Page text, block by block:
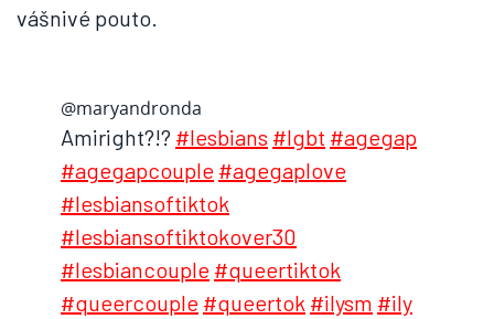
vášnivé pouto.
@maryandronda
Amiright?!? #lesbians #lgbt #agegap
#agegapcouple #agegaplove
#lesbiansoftiktok
#lesbiansoftiktokover30
#lesbiancouple #queertiktok
#queercouple #queertok #ilysm #ily